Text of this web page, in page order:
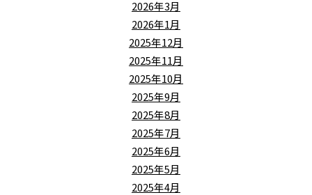
2026年3月
2026年1月
2025年12月
2025年11月
2025年10月
2025年9月
2025年8月
2025年7月
2025年6月
2025年5月
2025年4月